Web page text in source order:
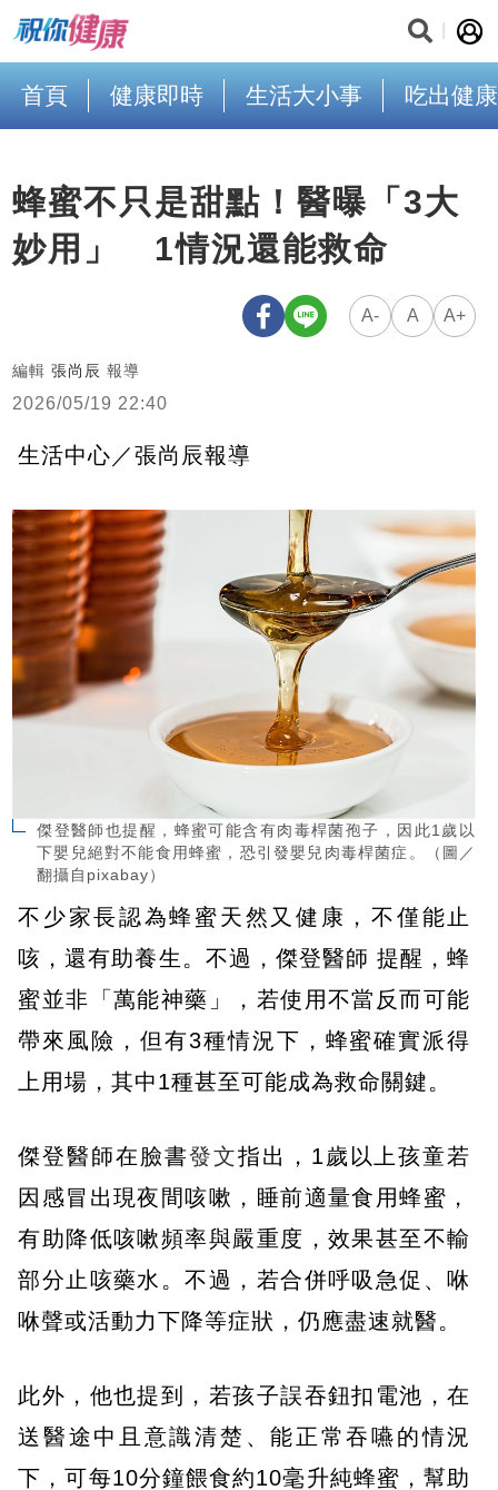
首頁 健康即時 生活大小事 吃出健康
蜂蜜不只是甜點！醫曝「3大
妙用」 1情況還能救命
A- A A+
編輯 張尚辰 報導
2026/05/19 22:40
生活中心／張尚辰報導
傑登醫師也提醒，蜂蜜可能含有肉毒桿菌孢子，因此1歲以
下嬰兒絕對不能食用蜂蜜，恐引發嬰兒肉毒桿菌症。（圖／
翻攝自pixabay）
不少家長認為蜂蜜天然又健康，不僅能止
咳，還有助養生。不過，傑登醫師 提醒，蜂
蜜並非「萬能神藥」，若使用不當反而可能
帶來風險，但有3種情況下，蜂蜜確實派得
上用場，其中1種甚至可能成為救命關鍵。
傑登醫師在臉書發文指出，1歲以上孩童若
因感冒出現夜間咳嗽，睡前適量食用蜂蜜，
有助降低咳嗽頻率與嚴重度，效果甚至不輸
部分止咳藥水。不過，若合併呼吸急促、咻
咻聲或活動力下降等症狀，仍應盡速就醫。
此外，他也提到，若孩子誤吞鈕扣電池，在
送醫途中且意識清楚、能正常吞嚥的情況
下，可每10分鐘餵食約10毫升純蜂蜜，幫助